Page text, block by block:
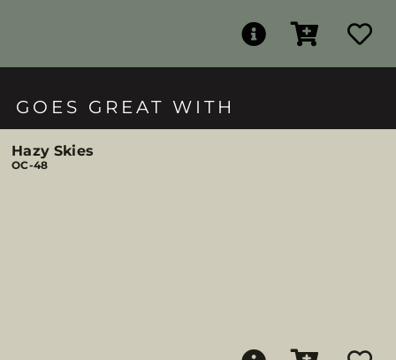
GOES GREAT WITH
Hazy Skies
OC-48